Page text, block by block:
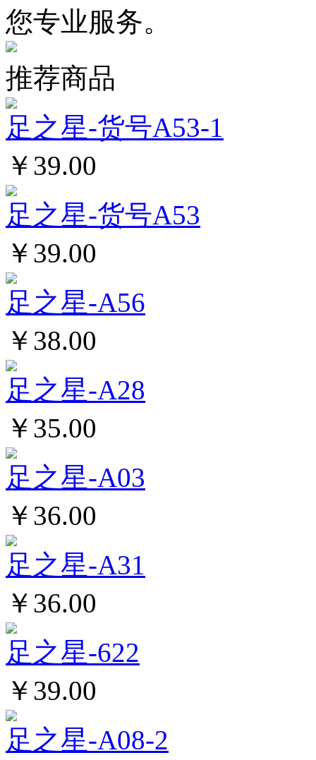
您专业服务。
推荐商品
足之星-货号A53-1
￥39.00
足之星-货号A53
￥39.00
足之星-A56
￥38.00
足之星-A28
￥35.00
足之星-A03
￥36.00
足之星-A31
￥36.00
足之星-622
￥39.00
足之星-A08-2